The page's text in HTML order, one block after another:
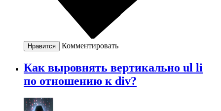
Нравится Комментировать
Как выровнять вертикально ul li
по отношению к div?